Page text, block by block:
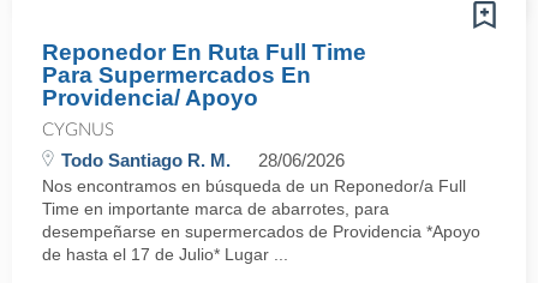
Reponedor En Ruta Full Time
Para Supermercados En
Providencia/ Apoyo
CYGNUS
Todo Santiago R. M. 28/06/2026
Nos encontramos en búsqueda de un Reponedor/a Full
Time en importante marca de abarrotes, para
desempeñarse en supermercados de Providencia *Apoyo
de hasta el 17 de Julio* Lugar ...